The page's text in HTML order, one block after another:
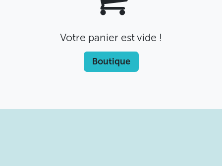
Votre panier est vide !
Boutique